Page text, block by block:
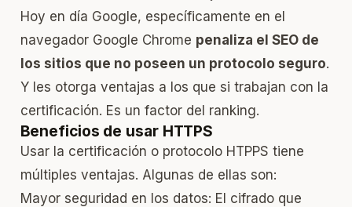
Hoy en día Google, específicamente en el
navegador Google Chrome penaliza el SEO de
los sitios que no poseen un protocolo seguro.
Y les otorga ventajas a los que si trabajan con la
certificación. Es un factor del ranking.
Beneficios de usar HTTPS
Usar la certificación o protocolo HTPPS tiene
múltiples ventajas. Algunas de ellas son:
Mayor seguridad en los datos: El cifrado que